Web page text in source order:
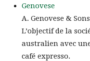
Genovese
A. Genovese &
L’objectif de la
australien avec
café expresso.